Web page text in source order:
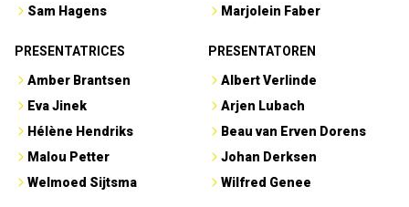
Sam Hagens
Marjolein Faber
PRESENTATRICES
Amber Brantsen
Eva Jinek
Hélène Hendriks
Malou Petter
Welmoed Sijtsma
PRESENTATOREN
Albert Verlinde
Arjen Lubach
Beau van Erven Dorens
Johan Derksen
Wilfred Genee